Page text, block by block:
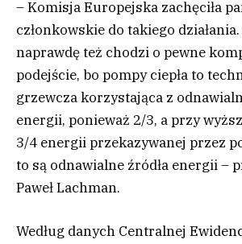
– Komisja Europejska zachęciła
członkowskie do takiego
naprawdę też chodzi o pewne
podejście, bo pompy ciepła to
grzewcza korzystająca z
energii, ponieważ 2/3, a przy
3/4 energii przekazywanej przez
to są odnawialne źródła energii –
Paweł Lachman.
Według danych Centralnej